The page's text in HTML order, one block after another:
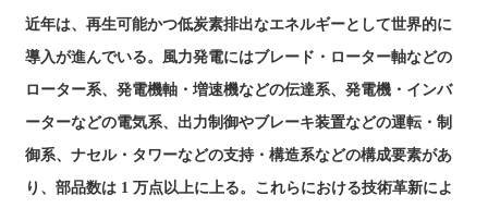
近年は、再生可能かつ低炭素排出なエネルギーとして世界的に
導入が進んでいる。風力発電にはブレード・ローター軸などの
ローター系、発電機軸・増速機などの伝達系、発電機・インバ
ーターなどの電気系、出力制御やブレーキ装置などの運転・制
御系、ナセル・タワーなどの支持・構造系などの構成要素があ
り、部品数は 1 万点以上に上る。これらにおける技術革新によ